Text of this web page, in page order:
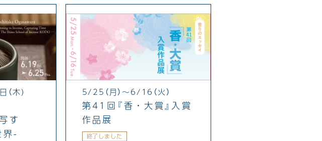
（木)
す
界-
5/25（月）〜6/16（火）
第41回『香・大賞』入賞
作品展
終了しました